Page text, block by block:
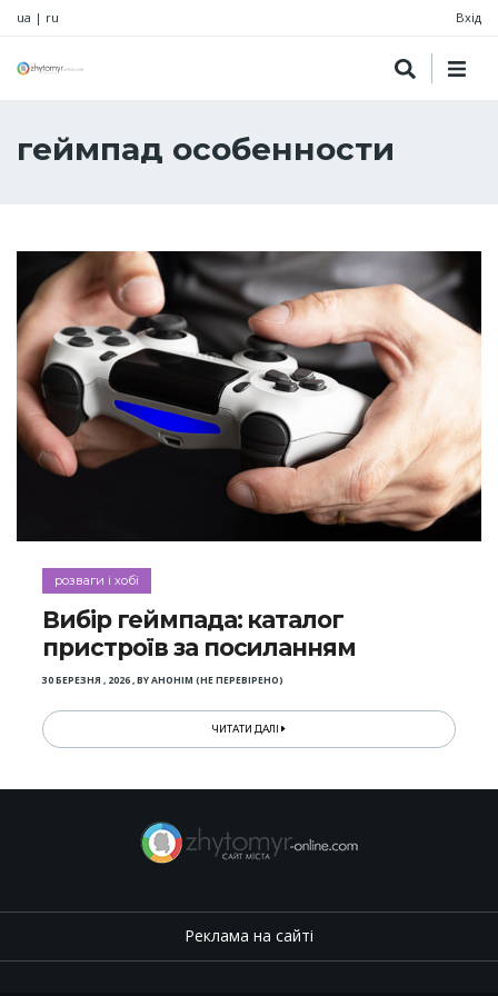
ua | ru Вхід
геймпад особенности
розваги і хобі
Вибір геймпада: каталог
пристроїв за посиланням
30 БЕРЕЗНЯ , 2026,BYАНОНІМ (НЕ ПЕРЕВІРЕНО)
ЧИТАТИ ДАЛІ
Реклама на сайті